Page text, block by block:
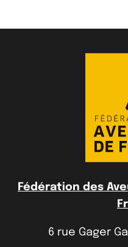
Fédération des
6 rue Gager